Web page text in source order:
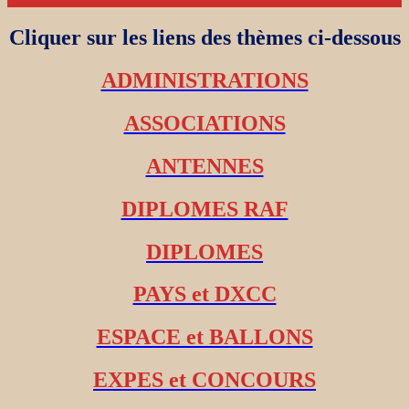
Cliquer sur les liens des thèmes ci-dessous
ADMINISTRATIONS
ASSOCIATIONS
ANTENNES
DIPLOMES RAF
DIPLOMES
PAYS et DXCC
ESPACE et BALLONS
EXPES et CONCOURS